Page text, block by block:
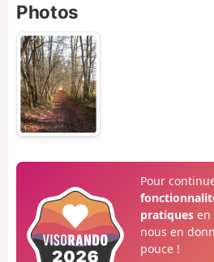
Photos
Pour
pratiquesen
nous en
pouce !